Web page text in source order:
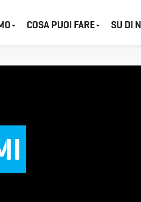
COSA PUOI FARE SU DI